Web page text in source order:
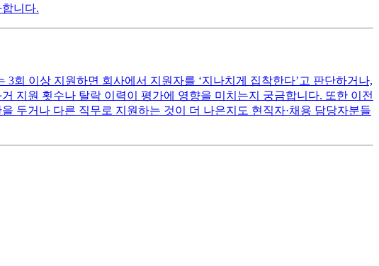
니다.
회 이상 지원하면 회사에서 지원자를 ‘지나치게 집착한다’고 판단하거나,
지원 횟수나 탈락 이력이 평가에 영향을 미치는지 궁금합니다. 또한 이전
두거나 다른 직무로 지원하는 것이 더 나은지도 현직자·채용 담당자분들